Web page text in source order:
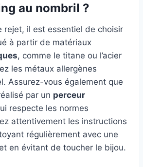
au nombril ?
rejet, il est essentiel de choisir
à partir de matériaux
, comme le titane ou l’acier
les métaux allergènes
Assurez-vous également que
par un perceur
respecte les normes
attentivement les instructions
régulièrement avec une
en évitant de toucher le bijou.